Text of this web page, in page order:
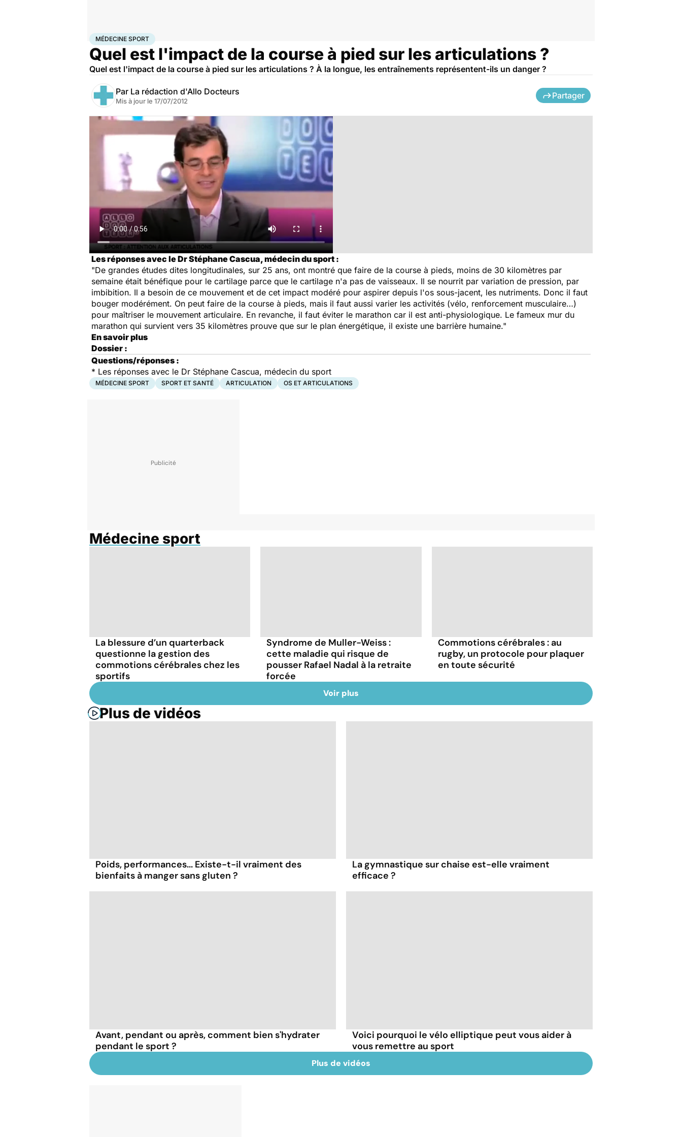
AccueilBien-êtreSport santé
MÉDECINE SPORT
Quel est l'impact de la course à pied sur les articulations ?
Quel est l'impact de la course à pied sur les articulations ? À la longue, les entraînements représentent-ils un danger ?
Par La rédaction d'Allo Docteurs
Mis à jour le 17/07/2012
Partager
Les réponses avec le Dr Stéphane Cascua, médecin du sport :
"De grandes études dites longitudinales, sur 25 ans, ont montré que faire de la course à pieds, moins de 30 kilomètres par
semaine était bénéfique pour le cartilage parce que le cartilage n'a pas de vaisseaux. Il se nourrit par variation de pression, par
imbibition. Il a besoin de ce mouvement et de cet impact modéré pour aspirer depuis l'os sous-jacent, les nutriments. Donc il faut
bouger modérément. On peut faire de la course à pieds, mais il faut aussi varier les activités (vélo, renforcement musculaire…)
pour maîtriser le mouvement articulaire. En revanche, il faut éviter le marathon car il est anti-physiologique. Le fameux mur du
marathon qui survient vers 35 kilomètres prouve que sur le plan énergétique, il existe une barrière humaine."
En savoir plus
Dossier :
Questions/réponses :
* Les réponses avec le Dr Stéphane Cascua, médecin du sport
MÉDECINE SPORT SPORT ET SANTÉ ARTICULATION OS ET ARTICULATIONS
Médecine sport
La blessure d’un quarterback
questionne la gestion des
commotions cérébrales chez les
sportifs
Syndrome de Muller-Weiss :
cette maladie qui risque de
pousser Rafael Nadal à la retraite
forcée
Commotions cérébrales : au
rugby, un protocole pour plaquer
en toute sécurité
Voir plus
Plus de vidéos
Poids, performances... Existe-t-il vraiment des
bienfaits à manger sans gluten ?
La gymnastique sur chaise est-elle vraiment
efficace ?
Avant, pendant ou après, comment bien s'hydrater
pendant le sport ?
Voici pourquoi le vélo elliptique peut vous aider à
vous remettre au sport
Plus de vidéos